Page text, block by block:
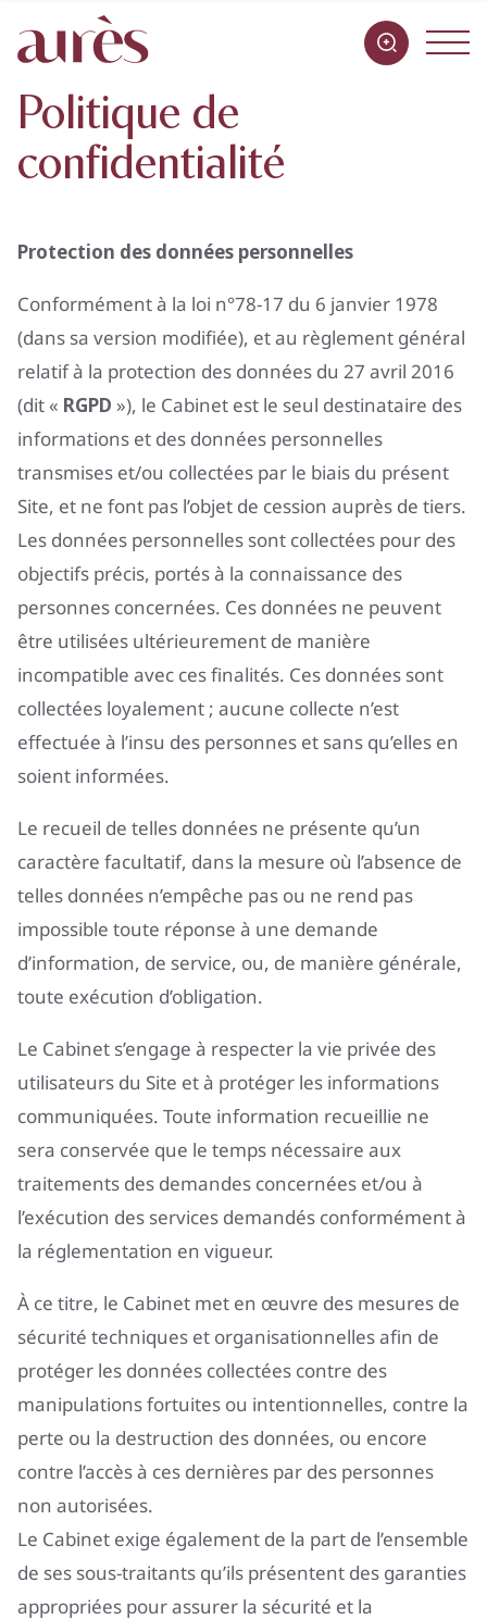
Nos expertises
Nos bureaux
Contact
EN
Politique de
confidentialité
Protection des données personnelles
Conformément à la loi n°78-17 du 6 janvier 1978
(dans sa version modifiée), et au règlement général
relatif à la protection des données du 27 avril 2016
(dit « RGPD »), le Cabinet est le seul destinataire des
informations et des données personnelles
transmises et/ou collectées par le biais du présent
Site, et ne font pas l’objet de cession auprès de tiers.
Les données personnelles sont collectées pour des
objectifs précis, portés à la connaissance des
personnes concernées. Ces données ne peuvent
être utilisées ultérieurement de manière
incompatible avec ces finalités. Ces données sont
collectées loyalement ; aucune collecte n’est
effectuée à l’insu des personnes et sans qu’elles en
soient informées.
Le recueil de telles données ne présente qu’un
caractère facultatif, dans la mesure où l’absence de
telles données n’empêche pas ou ne rend pas
impossible toute réponse à une demande
d’information, de service, ou, de manière générale,
toute exécution d’obligation.
Le Cabinet s’engage à respecter la vie privée des
utilisateurs du Site et à protéger les informations
communiquées. Toute information recueillie ne
sera conservée que le temps nécessaire aux
traitements des demandes concernées et/ou à
l’exécution des services demandés conformément à
la réglementation en vigueur.
À ce titre, le Cabinet met en œuvre des mesures de
sécurité techniques et organisationnelles afin de
protéger les données collectées contre des
manipulations fortuites ou intentionnelles, contre la
perte ou la destruction des données, ou encore
contre l’accès à ces dernières par des personnes
non autorisées.
Le Cabinet exige également de la part de l’ensemble
de ses sous-traitants qu’ils présentent des garanties
appropriées pour assurer la sécurité et la